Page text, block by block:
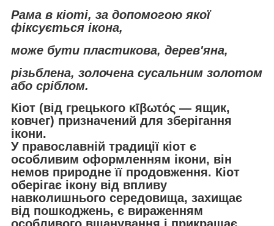
Рама в кіоті, за допомогою якої
фіксується ікона,
може бути пластикова, дерев'яна,
різьблена, золочена сусальним золотом
або сріблом.
Кіот (від грецького κῑβωτός — ящик,
ковчег) призначений для зберігання
ікони.
У православній традиції кіот є
особливим оформленням ікони, він
немов природне її продовження. Кіот
оберігає ікону від впливу
навколишнього середовища, захищає
від пошкоджень, є вираженням